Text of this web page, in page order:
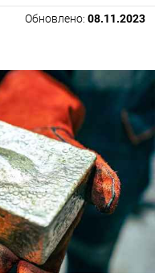
Обновлено: 08.11.2023